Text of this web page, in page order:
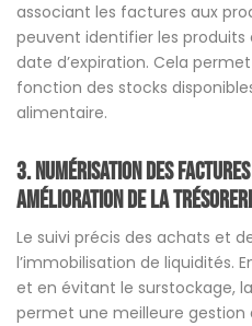
associant les factures aux
peuvent identifier les produits
date d’expiration. Cela
fonction des stocks
alimentaire​.
3. numérisation des
Amélioration de la
Le suivi précis des achats et
l’immobilisation de liquidités.
et en évitant le surstockage,
permet une meilleure gestion